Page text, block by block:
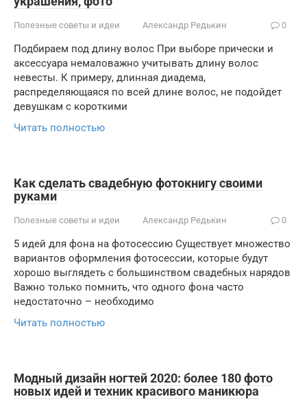
Полезные советы и идеи Александр Редькин 0
Подбираем под длину волос При выборе прически и
аксессуара немаловажно учитывать длину волос
невесты. К примеру, длинная диадема,
распределяющаяся по всей длине волос, не подойдет
девушкам с короткими
Читать полностью
Как сделать свадебную фотокнигу своими
руками
Полезные советы и идеи Александр Редькин 0
5 идей для фона на фотосессию Существует множество
вариантов оформления фотосессии, которые будут
хорошо выглядеть с большинством свадебных нарядов
Важно только помнить, что одного фона часто
недостаточно – необходимо
Читать полностью
Модный дизайн ногтей 2020: более 180 фото
новых идей и техник красивого маникюра